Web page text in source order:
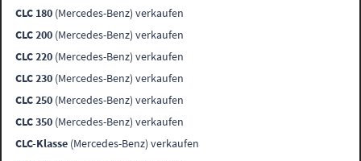
CLC 180 (Mercedes-Benz) verkaufen
CLC 200 (Mercedes-Benz) verkaufen
CLC 220 (Mercedes-Benz) verkaufen
CLC 230 (Mercedes-Benz) verkaufen
CLC 250 (Mercedes-Benz) verkaufen
CLC 350 (Mercedes-Benz) verkaufen
CLC-Klasse (Mercedes-Benz) verkaufen